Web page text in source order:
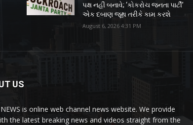
પક્ષ નહીં બનાવે; ‘કોકરોચ જનતા પાર્ટી’
એક દબાણ જૂથ તરીકે કામ કરશે
August 6, 2026 4:31 PM
US
is online web channel news website. We provide
the latest breaking news and videos straight from the